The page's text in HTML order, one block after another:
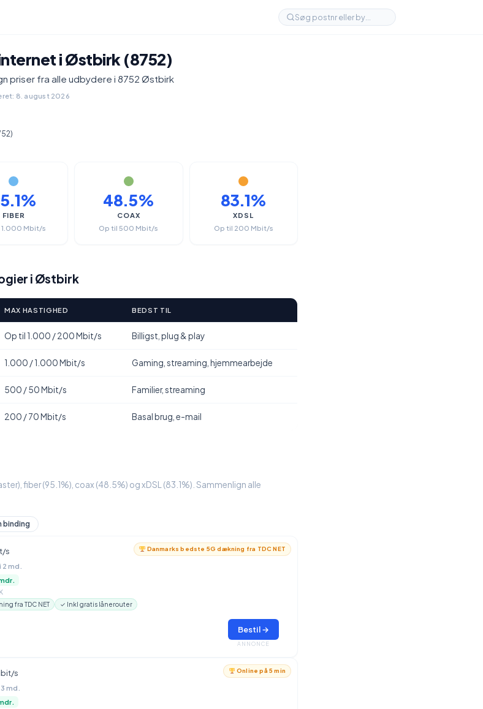
i Østbirk (8752)
priser fra alle udbydere i 8752 Østbirk
8. august 2026
FIBER
1.000 Mbit/s
48.5%
COAX
Op til 500 Mbit/s
83.1%
XDSL
Op til 200 Mbit/s
i Østbirk
MAX HASTIGHED BEDST TIL
Op til 1.000 / 200 Mbit/s Billigst, plug & play
1.000 / 1.000 Mbit/s Gaming, streaming, hjemmearbejde
500 / 50 Mbit/s Familier, streaming
200 / 70 Mbit/s Basal brug, e-mail
fiber (95.1%), coax (48.5%) og xDSL (83.1%). Sammenlign alle
binding
Danmarks bedste 5G dækning fra TDC NET
s
i 2 md.
fra TDC NET ✓ Inkl gratis lånerouter
Bestil →
ANNONCE
Online på 5 min
s
md.